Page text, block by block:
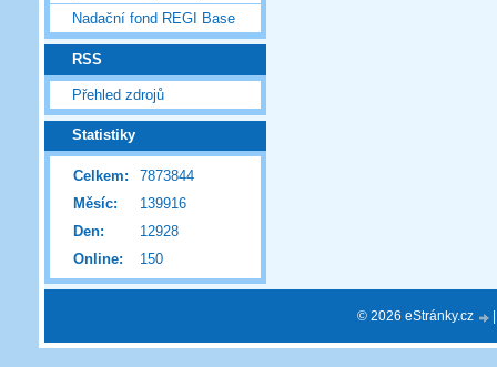
Nadační fond REGI Base
RSS
Přehled zdrojů
Statistiky
Online: 150
Celkem:
7873844
Měsíc:
139916
Den:
12928
© 2026 eStránky.cz